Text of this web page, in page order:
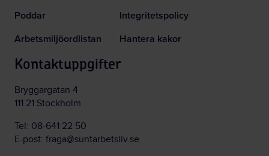
Poddar
Arbetsmiljöordlistan
Integritetspolicy
Hantera kakor
Kontaktuppgifter
Bryggargatan 4
111 21 Stockholm
Tel: 08-641 22 50
E-post: fraga@suntarbetsliv.se